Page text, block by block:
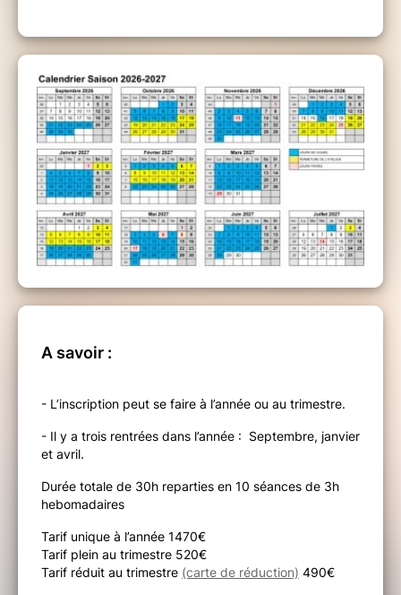
A savoir :
- L’inscription peut se faire à l’année ou au trimestre.
- Il y a trois rentrées dans l’année : Septembre, janvier
et avril.
Durée totale de 30h reparties en 10 séances de 3h
hebomadaires
Tarif unique à l’année 1470€
Tarif plein au trimestre 520€
Tarif réduit au trimestre (carte de réduction) 490€